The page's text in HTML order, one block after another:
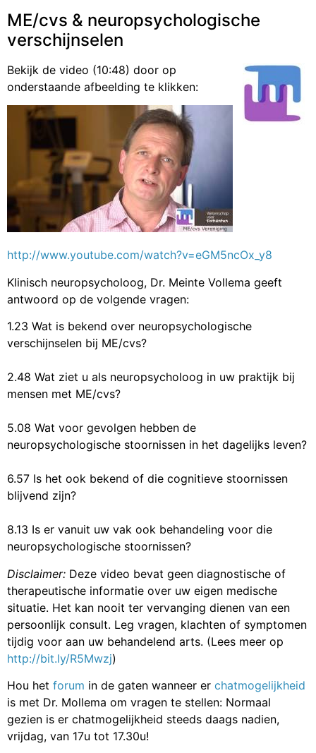
ME/cvs & neuropsychologische
verschijnselen
Bekijk de video (10:48) door op
onderstaande afbeelding te klikken:
http://www.youtube.com/watch?v=eGM5ncOx_y8
Klinisch neuropsycholoog, Dr. Meinte Vollema geeft
antwoord op de volgende vragen:
1.23 Wat is bekend over neuropsychologische
verschijnselen bij ME/cvs?
2.48 Wat ziet u als neuropsycholoog in uw praktijk bij
mensen met ME/cvs?
5.08 Wat voor gevolgen hebben de
neuropsychologische stoornissen in het dagelijks leven?
6.57 Is het ook bekend of die cognitieve stoornissen
blijvend zijn?
8.13 Is er vanuit uw vak ook behandeling voor die
neuropsychologische stoornissen?
Disclaimer: Deze video bevat geen diagnostische of
therapeutische informatie over uw eigen medische
situatie. Het kan nooit ter vervanging dienen van een
persoonlijk consult. Leg vragen, klachten of symptomen
tijdig voor aan uw behandelend arts. (Lees meer op
http://bit.ly/R5Mwzj)
Hou het forum in de gaten wanneer er chatmogelijkheid
is met Dr. Mollema om vragen te stellen: Normaal
gezien is er chatmogelijkheid steeds daags nadien,
vrijdag, van 17u tot 17.30u!